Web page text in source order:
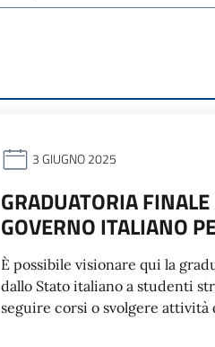
3 GIUGNO 2025
GRADUATORIA
GOVERNO ITALIANO
È possibile visionare qui la
dallo Stato italiano a studenti
seguire corsi o svolgere